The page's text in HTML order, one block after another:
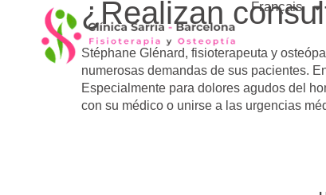
principal
Français
¿Realizan
Stéphane Glénard, fisioterapeuta y
numerosas demandas de sus pacientes.
Especialmente para dolores agudos del
con su médico o unirse a las urgencias